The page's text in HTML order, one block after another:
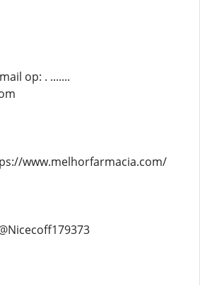
op: . .......
www.melhorfarmacia.com/